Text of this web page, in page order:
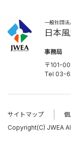
一般社団法
日本
事務局
〒101-
Tel 03-
サイトマップ
Copyright(C) JWEA